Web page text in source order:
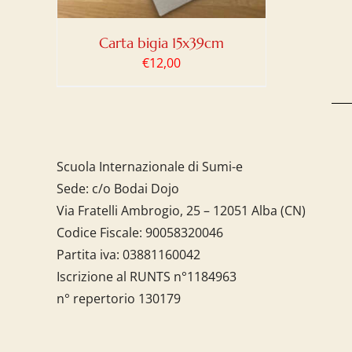
Carta bigia 15x39cm
€12,00
Scuola Internazionale di Sumi-e
Sede: c/o Bodai Dojo
Via Fratelli Ambrogio, 25 – 12051 Alba (CN)
Codice Fiscale: 90058320046
Partita iva: 03881160042
Iscrizione al RUNTS n°1184963
n° repertorio 130179